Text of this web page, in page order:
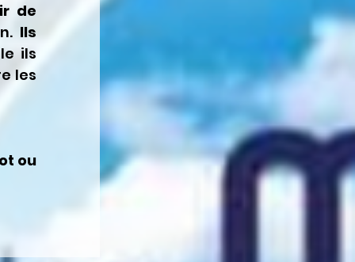
de
Ils
ils
les
ou